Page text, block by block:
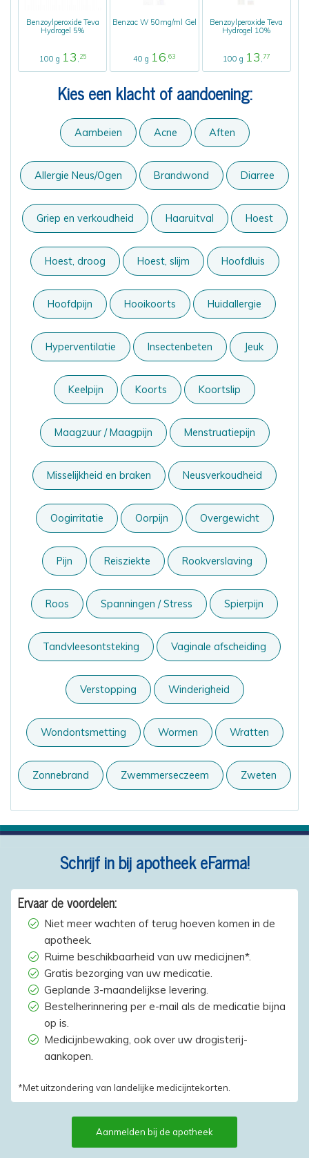
Benzoylperoxide Teva
Hydrogel 5%
100 g 13 ,25
Benzac W 50mg/ml Gel
40 g 16,63
Benzoylperoxide Teva
Hydrogel 10%
100 g 13 ,77
Kies een klacht of aandoening:
Aambeien Acne Aften
Allergie Neus/Ogen Brandwond Diarree
Griep en verkoudheid Haaruitval Hoest
Hoest, droog Hoest, slijm Hoofdluis
Hoofdpijn Hooikoorts Huidallergie
Hyperventilatie Insectenbeten Jeuk
Keelpijn Koorts Koortslip
Maagzuur / Maagpijn Menstruatiepijn
Misselijkheid en braken Neusverkoudheid
Oogirritatie Oorpijn Overgewicht
Pijn Reisziekte Rookverslaving
Roos Spanningen / Stress Spierpijn
Tandvleesontsteking Vaginale afscheiding
Verstopping Winderigheid
Wondontsmetting Wormen Wratten
Zonnebrand Zwemmerseczeem Zweten
Schrijf in bij apotheek eFarma!
Ervaar de voordelen:
Niet meer wachten of terug hoeven komen in de
apotheek.
Ruime beschikbaarheid van uw medicijnen*.
Gratis bezorging van uw medicatie.
Geplande 3-maandelijkse levering.
Bestelherinnering per e-mail als de medicatie bijna
op is.
Medicijnbewaking, ook over uw drogisterij-
aankopen.
*Met uitzondering van landelijke medicijntekorten.
Aanmelden bij de apotheek